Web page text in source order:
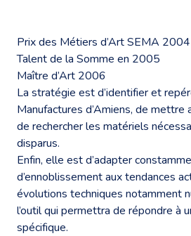
Prix des Métiers d’Art SEMA 2004
Talent de la Somme en 2005
Maître d’Art 2006
La stratégie est d’identifier et
Manufactures d’Amiens, de mettre
de rechercher les matériels
disparus.
Enfin, elle est d’adapter
d’ennoblissement aux tendances
évolutions techniques notamment
l’outil qui permettra de répondre à
spécifique.